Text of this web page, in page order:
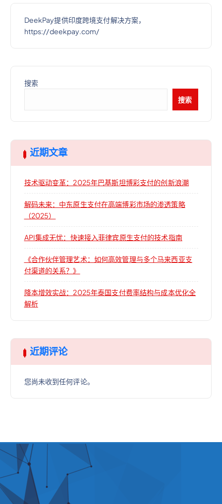
DeekPay提供印度跨境支付解决方案，
https://deekpay.com/
搜索
搜索
近期文章
技术驱动变革：2025年巴基斯坦博彩支付的创新浪潮
解码未来：中东原生支付在高端博彩市场的渗透策略
（2025）
API集成无忧：快速接入菲律宾原生支付的技术指南
《合作伙伴管理艺术：如何高效管理与多个马来西亚支
付渠道的关系？》
降本增效实战：2025年泰国支付费率结构与成本优化全
解析
近期评论
您尚未收到任何评论。